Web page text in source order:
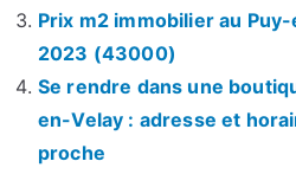
Prix m2 immobilier au
2023 (43000)
Se rendre dans une
en-Velay : adresse et
proche